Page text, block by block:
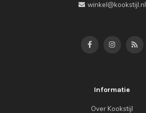
winkel@kookstijl.nl
Informatie
Over Kookstijl